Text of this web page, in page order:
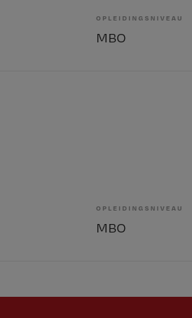
OPLEIDINGSNIVEAU
MBO
OPLEIDINGSNIVEAU
MBO